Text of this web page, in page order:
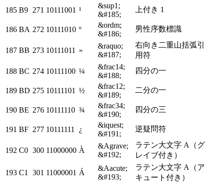
185 B9 271 10111001 ¹
&sup1;
&#185;
上付き 1
186 BA 272 10111010 º
&ordm;
&#186;
男性序数標識
187 BB 273 10111011 »
&raquo;
&#187;
右向き二重山括弧引
用符
188 BC 274 10111100 ¼
&frac14;
&#188;
四分の一
189 BD 275 10111101 ½
&frac12;
&#189;
二分の一
190 BE 276 10111110 ¾
&frac34;
&#190;
四分の三
191 BF 277 10111111 ¿
&iquest;
&#191;
逆疑問符
192 C0 300 11000000 À
&Agrave;
&#192;
ラテン大文字 A（グ
レイブ付き）
193 C1 301 11000001 Á
&Aacute;
&#193;
ラテン大文字 A（ア
キュート付き）